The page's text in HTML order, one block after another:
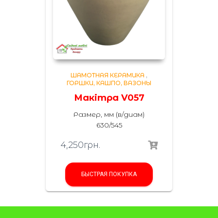
ШАМОТНАЯ КЕРАМИКА ,
ГОРШКИ, КАШПО, ВАЗОНЫ
Макітра V057
Размер, мм (в/диам)
630/545
4,250грн.
БЫСТРАЯ ПОКУПКА